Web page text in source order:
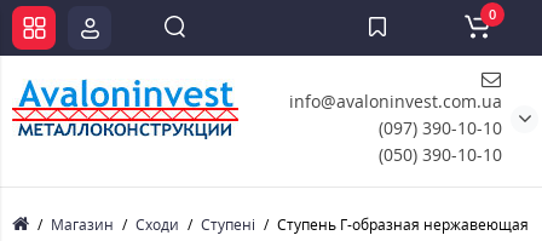
info@avaloninvest.com.ua
(097) 390-10-10
(050) 390-10-10
0
Магазин Сходи Ступені Ступень Г-образная нержавеющая